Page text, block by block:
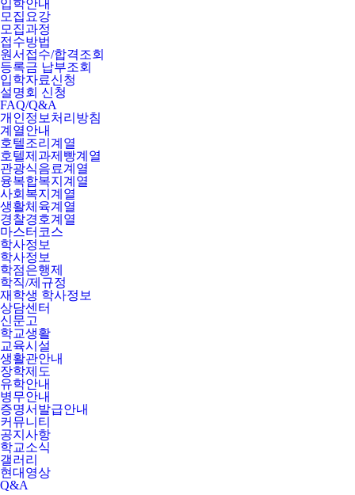
입학안내
모집요강
모집과정
접수방법
원서접수/합격조회
등록금 납부조회
입학자료신청
설명회 신청
FAQ/Q&A
개인정보처리방침
계열안내
호텔조리계열
호텔제과제빵계열
관광식음료계열
융복합복지계열
사회복지계열
생활체육계열
경찰경호계열
마스터코스
학사정보
학사정보
학점은행제
학직/제규정
재학생 학사정보
상담센터
신문고
학교생활
교육시설
생활관안내
장학제도
유학안내
병무안내
증명서발급안내
커뮤니티
공지사항
학교소식
갤러리
현대영상
Q&A